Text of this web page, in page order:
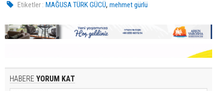
Etiketler : MAĞUSA TÜRK GÜCÜ,mehmet gürlü
HABERE YORUM KAT